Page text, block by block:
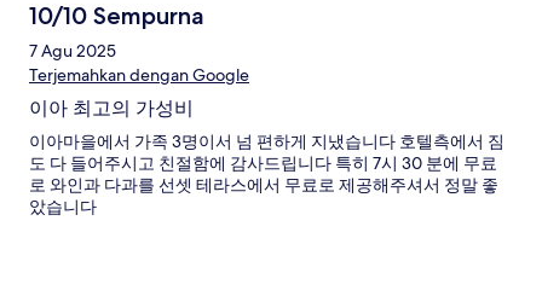
10/10 Sempurna
7 Agu 2025
Terjemahkan dengan Google
이아 최고의 가성비
이아마을에서 가족 3명이서 넘 편하게 지냈습니다 호텔측에서 짐
도 다 들어주시고 친절함에 감사드립니다 특히 7시 30 분에 무료
로 와인과 다과를 선셋 테라스에서 무료로 제공해주셔서 정말 좋
았습니다